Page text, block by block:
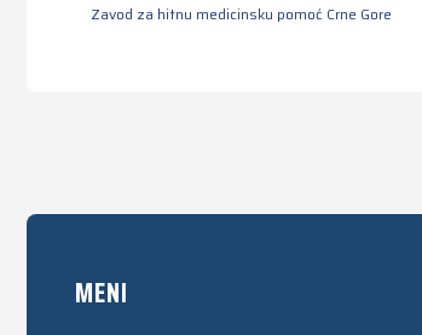
Zavod za hitnu medicinsku pomoć Crne Gore
MENI